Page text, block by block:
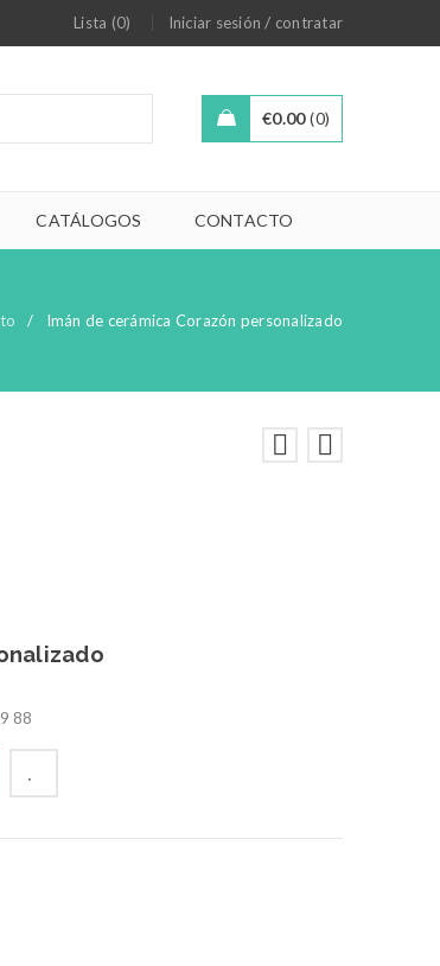
Lista (0) Iniciar sesión / contratar
0.00
€ 0
CATÁLOGOS CONTACTO
/ Imán de cerámica Corazón personalizado
88